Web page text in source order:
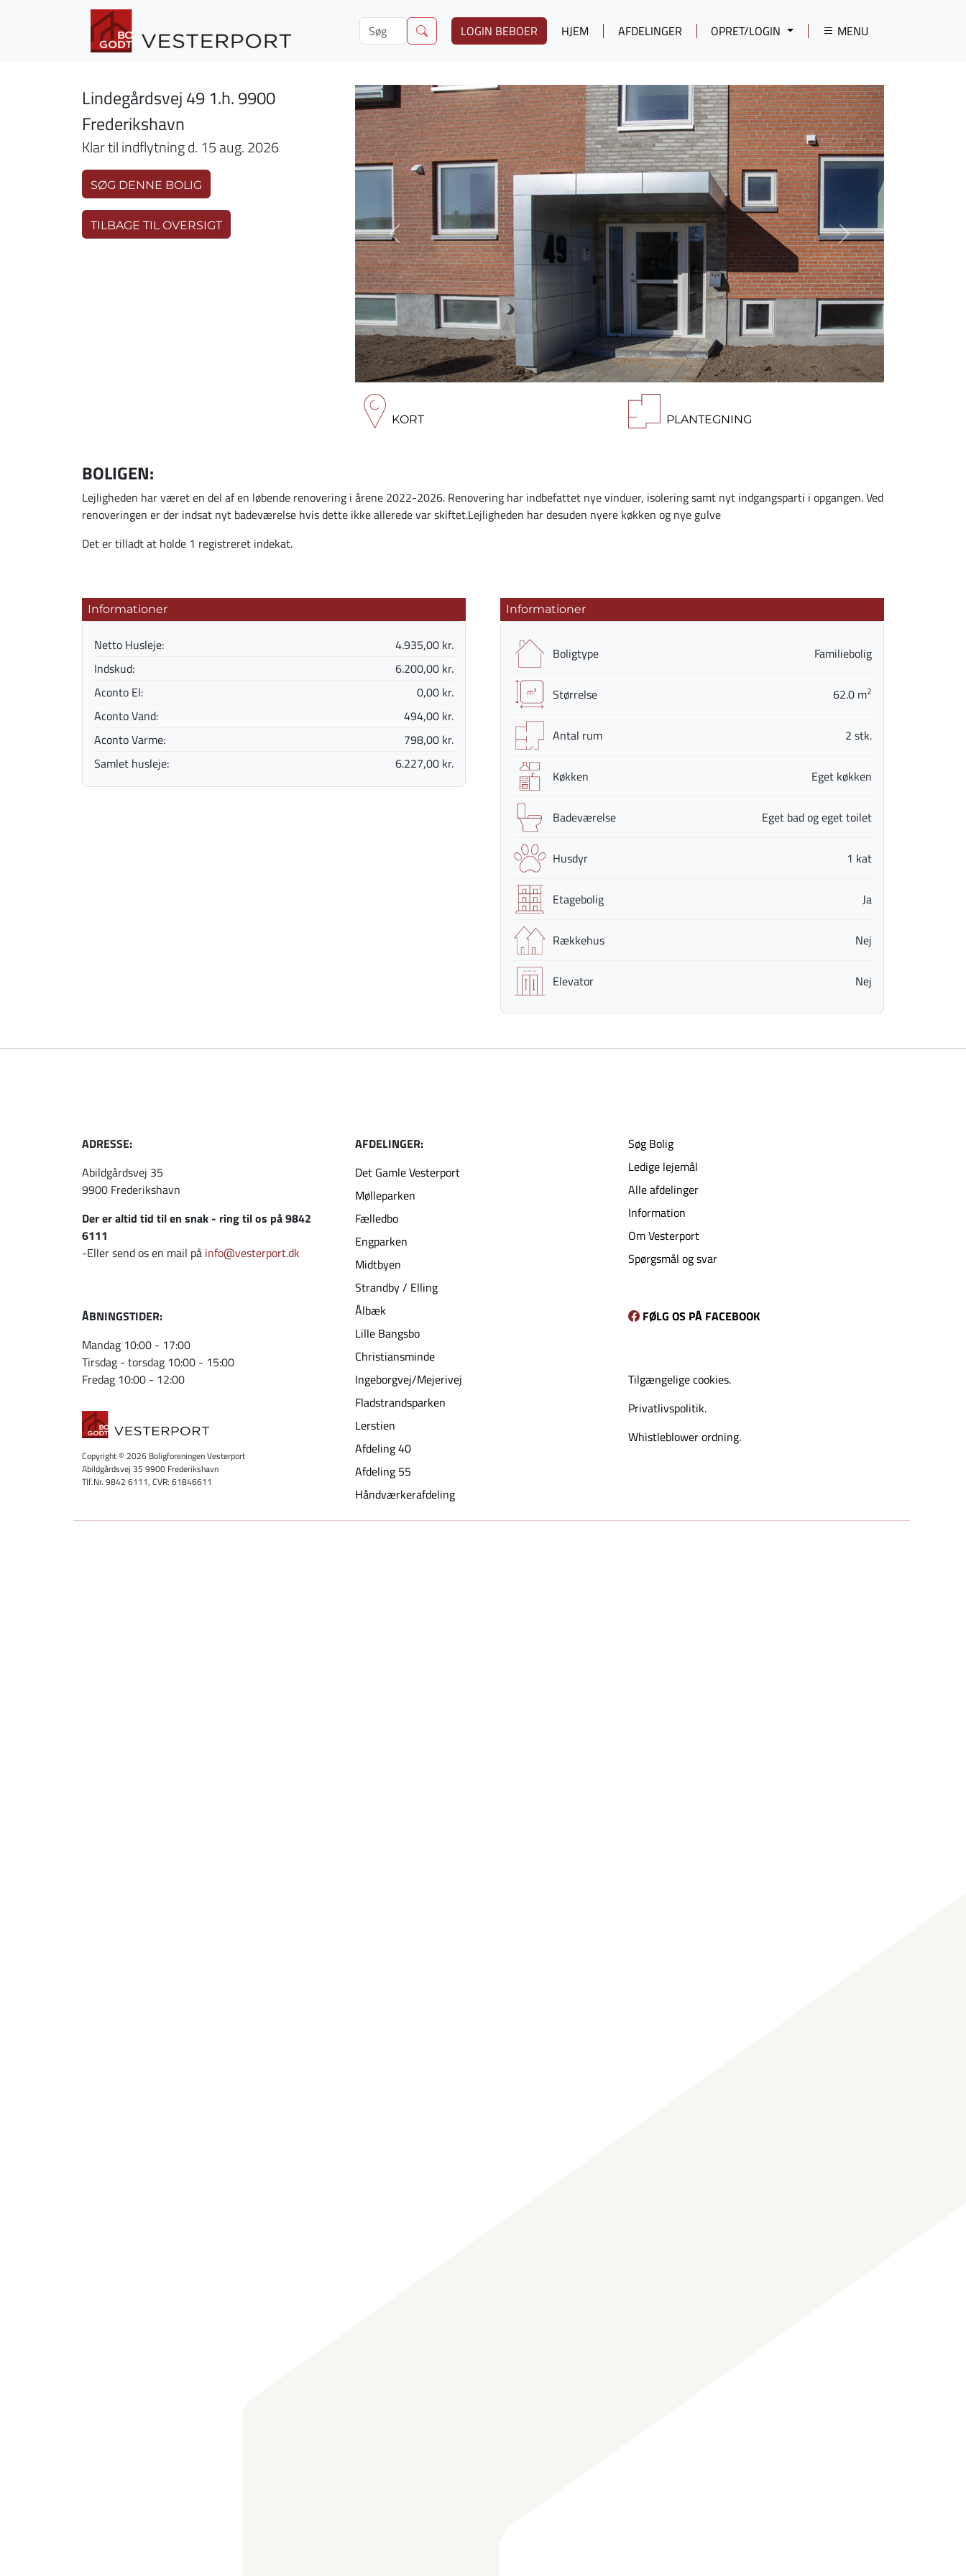
Gå til hovedindhold
LOGIN BEBOER
HJEM AFDELINGER OPRET/LOGIN MENU
Lindegårdsvej 49 1.h. 9900
Frederikshavn
Klar til indflytning d. 15 aug. 2026
SØG DENNE BOLIG
TILBAGE TIL OVERSIGT
Previous Next
KORT PLANTEGNING
BOLIGEN:
Lejligheden har været en del af en løbende renovering i årene 2022-2026. Renovering har indbefattet nye vinduer, isolering samt nyt indgangsparti i opgangen. Ved
renoveringen er der indsat nyt badeværelse hvis dette ikke allerede var skiftet.Lejligheden har desuden nyere køkken og nye gulve
Det er tilladt at holde 1 registreret indekat.
Informationer
Netto Husleje:
4.935,00 kr.
Indskud:
6.200,00 kr.
Aconto El:
0,00 kr.
Aconto Vand:
494,00 kr.
Aconto Varme:
798,00 kr.
Samlet husleje:
6.227,00 kr.
Informationer
Boligtype Familiebolig
Størrelse 62.0 m2
Antal rum 2 stk.
Køkken Eget køkken
Badeværelse Eget bad og eget toilet
Husdyr 1 kat
Etagebolig Ja
Rækkehus Nej
Elevator Nej
ADRESSE:
Abildgårdsvej 35
9900 Frederikshavn
Der er altid tid til en snak - ring til os på 9842
6111
-Eller send os en mail på info@vesterport.dk
ÅBNINGSTIDER:
Mandag 10:00 - 17:00
Tirsdag - torsdag 10:00 - 15:00
Fredag 10:00 - 12:00
Copyright © 2026 Boligforeningen Vesterport
Abildgårdsvej 35 9900 Frederikshavn
Tlf.Nr. 9842 6111, CVR: 61846611
AFDELINGER:
Det Gamle Vesterport
Mølleparken
Fælledbo
Engparken
Midtbyen
Strandby / Elling
Ålbæk
Lille Bangsbo
Christiansminde
Ingeborgvej/Mejerivej
Fladstrandsparken
Lerstien
Afdeling 40
Afdeling 55
Håndværkerafdeling
Søg Bolig
Ledige lejemål
Alle afdelinger
Information
Om Vesterport
Spørgsmål og svar
FØLG OS PÅ FACEBOOK
Tilgængelige cookies.
Privatlivspolitik.
Whistleblower ordning.